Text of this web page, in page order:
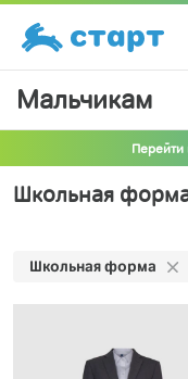
Мальчикам
Перейти
Школьная
Школьная форма